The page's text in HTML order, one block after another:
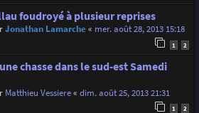
foudroyé à plusieur reprises
Jonathan Lamarche« mer. août 28, 2013 15:18
1 2
chasse dans le sud-est Samedi
Matthieu Vessiere« dim. août 25, 2013 21:31
1 2